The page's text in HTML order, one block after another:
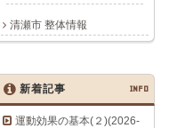
清瀬市 整体情報
新着記事 INFO
運動効果の基本(２)(2026-